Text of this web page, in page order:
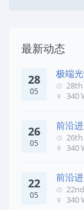
最新动态
28
05
极端
340
26
05
前沿
340
22
05
前沿
几何
340